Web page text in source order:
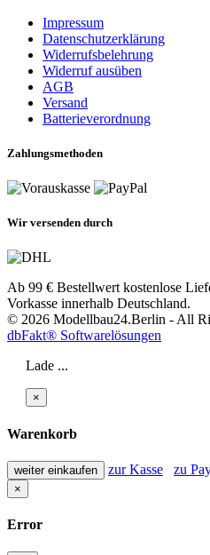
Impressum
Datenschutzerklärung
Widerrufsbelehrung
Widerruf ausüben
AGB
Versand
Batterieverordnung
Zahlungsmethoden
Wir versenden durch
Ab 99 € Bestellwert kostenlose
Vorkasse innerhalb Deutschland.
© 2026 Modellbau24.Berlin - All
dbFakt® Softwarelösungen
Lade ...
×
Warenkorb
weiter einkaufen zur Kasse zu
×
Error